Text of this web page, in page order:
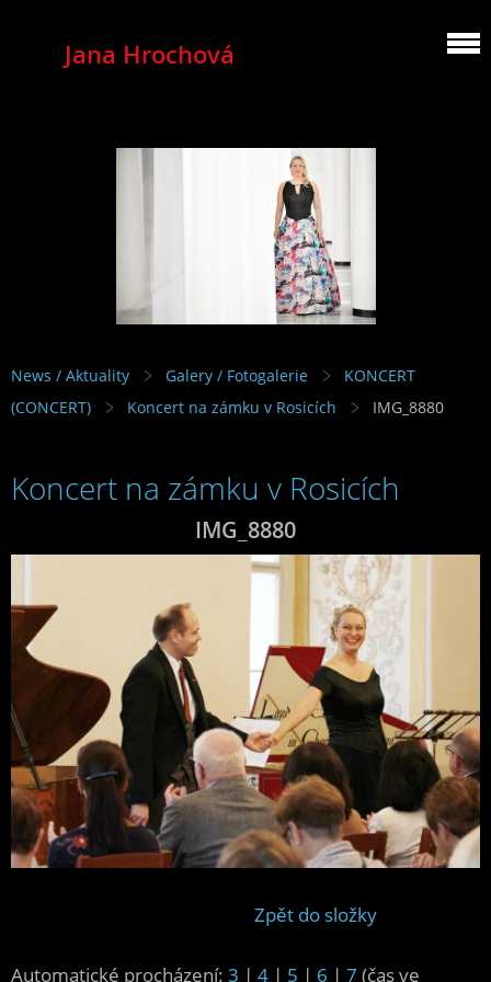
Jana Hrochová
MEZZOSOPRANO
News / Aktuality Galery / Fotogalerie
KONCERT
(CONCERT)
Koncert na zámku v Rosicích IMG_8880
Koncert na zámku v Rosicích
IMG_8880
Zpět do složky
Automatické procházení: 3 | 4 | 5 | 6 | 7 (čas ve